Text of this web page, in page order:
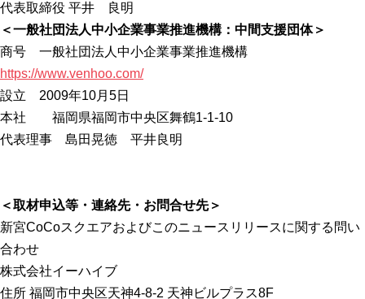
代表取締役 平井 良明
＜一般社団法人中小企業事業推進機構：中間支援団体＞
商号 一般社団法人中小企業事業推進機構
https://www.venhoo.com/
設立 2009年10月5日
本社 福岡県福岡市中央区舞鶴1-1-10
代表理事 島田晃徳 平井良明
＜取材申込等・連絡先・お問合せ先＞
新宮CoCoスクエアおよびこのニュースリリースに関する問い
合わせ
株式会社イーハイブ
住所 福岡市中央区天神4-8-2 天神ビルプラス8F